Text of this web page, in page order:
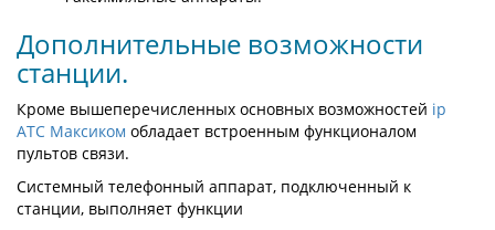
Дополнительные возможности
станции.
Кроме вышеперечисленных основных возможностей ip
АТС Максиком обладает встроенным функционалом
пультов связи.
Системный телефонный аппарат, подключенный к
станции, выполняет функции